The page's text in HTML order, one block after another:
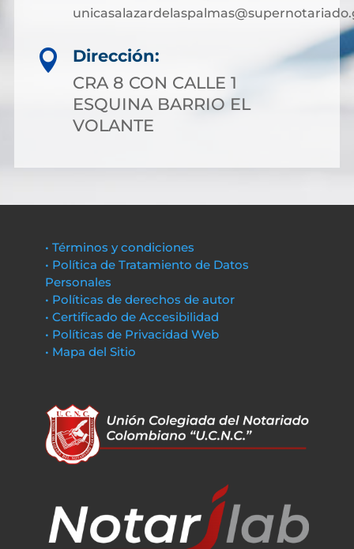

Dirección:
CRA 8 CON CALLE 1
ESQUINA BARRIO EL
VOLANTE
• Términos y condiciones
• Política de Tratamiento de Datos
Personales
• Políticas de derechos de autor
• Certificado de Accesibilidad
• Políticas de Privacidad Web
• Mapa del Sitio